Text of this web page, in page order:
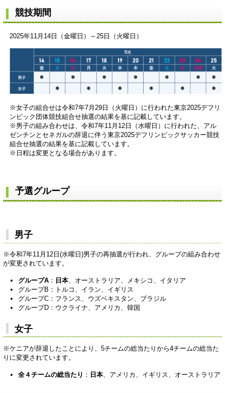
競技期間
2025年11月14日（金曜日）～25日（火曜日）
※女子の組合せは令和7年7月29日（火曜日）に行われた東京2025デフリ
ンピック団体競技組合せ抽選の結果を基に記載しています。
※男子の組み合わせは、令和7年11月12日（水曜日）に行われた、アル
ゼンチンとセネガルの辞退に伴う東京2025デフリンピックサッカー競技
組合せ抽選の結果を基に記載しています。
※日程は変更となる場合があります。
予選グループ
男子
※令和7年11月12日(水曜日)男子の再抽選が行われ、グループの組み合わせ
が変更されています。
グループA ： 日本 、オーストラリア、メキシコ、イタリア
グループB：トルコ、イラン、イギリス
グループC：フランス、ウズベキスタン、ブラジル
グループD：ウクライナ、アメリカ、韓国
女子
※ケニアが辞退したことにより、5チームの総当たりから4チームの総当た
りに変更されています。
全４チームの総当たり ： 日本、アメリカ、イギリス、オーストラリア